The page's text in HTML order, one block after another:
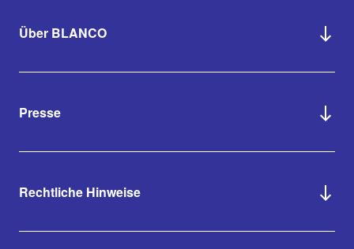
Über BLANCO
Presse
Rechtliche Hinweise